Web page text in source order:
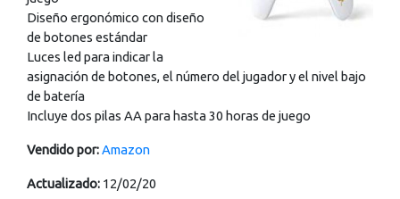
Diseño ergonómico con diseño
de botones estándar
Luces led para indicar la
asignación de botones, el número del jugador y el nivel bajo
de batería
Incluye dos pilas AA para hasta 30 horas de juego
Vendido por:Amazon
Actualizado: 12/02/20